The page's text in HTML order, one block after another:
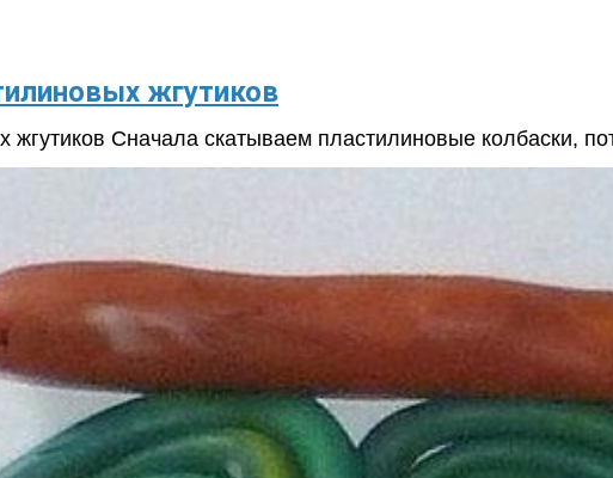
жгутиков
жгутиков Сначала скатываем пластилиновые колбаски,